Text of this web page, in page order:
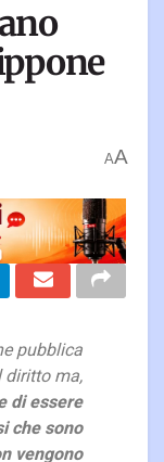
AA
pubblica
ma,
di essere
che sono
vengono